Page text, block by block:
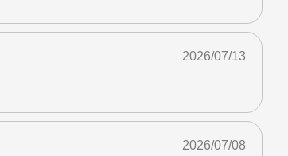
2026/07/13
2026/07/08